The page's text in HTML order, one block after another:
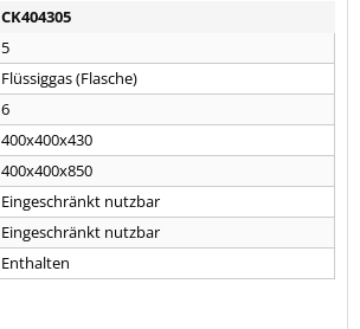
CK404305
5
Flüssiggas (Flasche)
6
400x400x430
400x400x850
Eingeschränkt nutzbar
Eingeschränkt nutzbar
Enthalten